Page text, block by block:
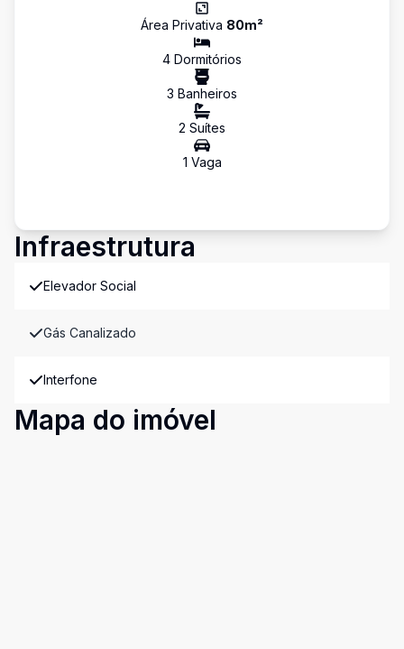
Área Privativa 80m²
4 Dormitórios
3 Banheiros
2 Suítes
1 Vaga
Infraestrutura
Elevador Social
Gás Canalizado
Interfone
Mapa do imóvel